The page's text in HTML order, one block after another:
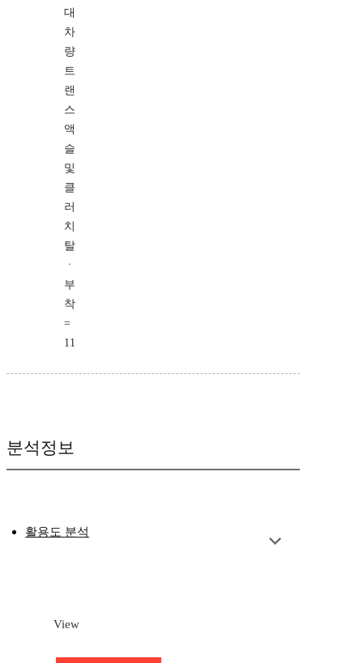
대
차
량
트
랜
스
액
슬
및
클
러
치
탈
ㆍ
부
착
=
11
분석정보
활용도 분석
View